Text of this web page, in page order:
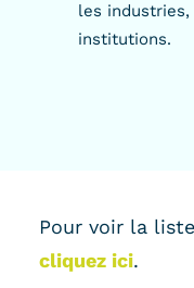
les
institutions.
Pour voir la
cliquez ici.